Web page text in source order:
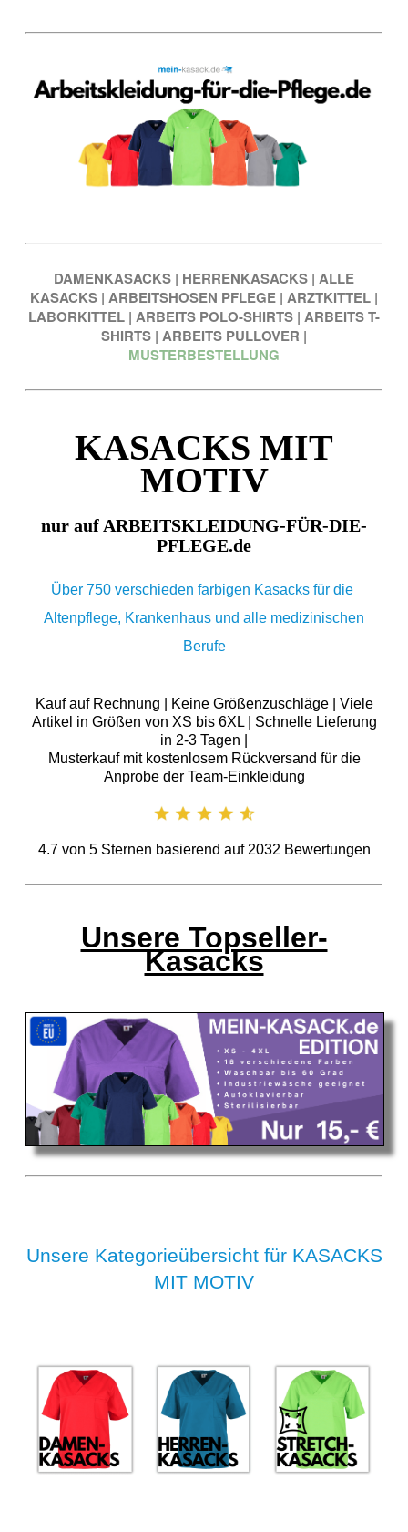
DAMENKASACKS | HERRENKASACKS | ALLE
KASACKS | ARBEITSHOSEN PFLEGE | ARZTKITTEL |
LABORKITTEL | ARBEITS POLO-SHIRTS | ARBEITS T-
SHIRTS | ARBEITS PULLOVER |
MUSTERBESTELLUNG
KASACKS MIT
MOTIV
nur auf ARBEITSKLEIDUNG-FÜR-DIE-
PFLEGE.de
Über 750 verschieden farbigen Kasacks für die
Altenpflege, Krankenhaus und alle medizinischen
Berufe
Kauf auf Rechnung | Keine Größenzuschläge | Viele
Artikel in Größen von XS bis 6XL | Schnelle Lieferung
in 2-3 Tagen |
Musterkauf mit kostenlosem Rückversand für die
Anprobe der Team-Einkleidung
4.7von 5Sternen basierend auf 2032 Bewertungen
Unsere Topseller-
Kasacks
Unsere Kategorieübersicht für KASACKS
MIT MOTIV